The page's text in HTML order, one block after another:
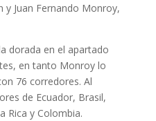
y Juan Fernando Monroy,
dorada en el apartado
en tanto Monroy lo
76 corredores. Al
de Ecuador, Brasil,
Rica y Colombia.